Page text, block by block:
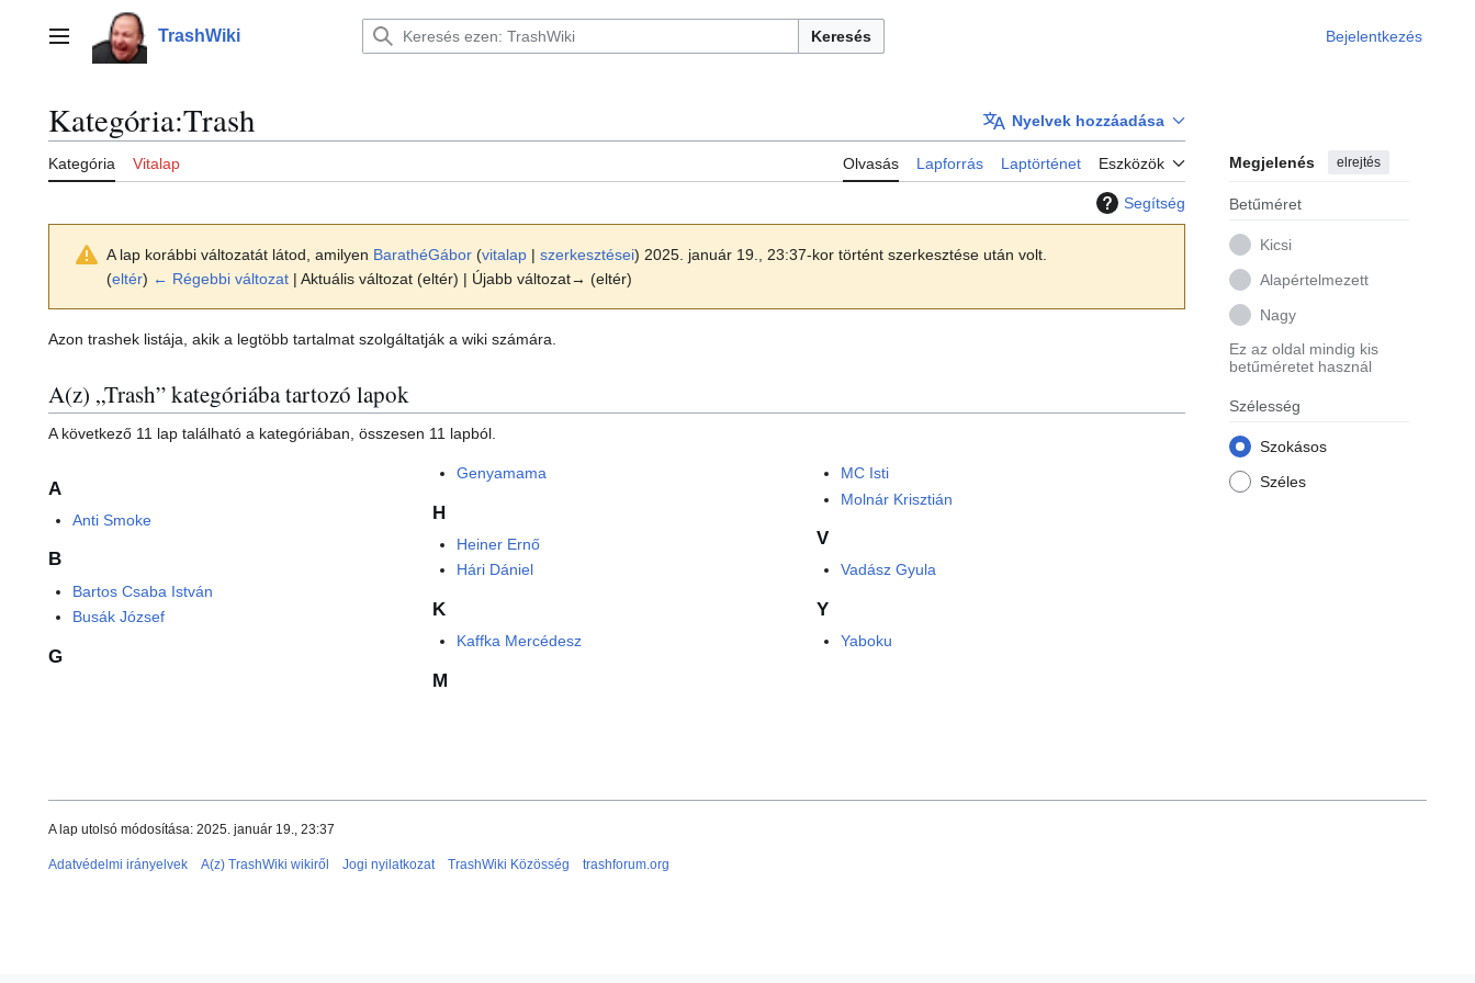
tartalomhozFőmenü TrashWiki Keresés Bejelentkezés
Kategória:Trash Nyelvek hozzáadása
Kategória Vitalap Olvasás Lapforrás Laptörténet Eszközök Megjelenés elrejtés
Betűméret
Kicsi
Alapértelmezett
Nagy
Ez az oldal mindig kis
betűméretet használ
Szélesség
Szokásos
Széles
Segítség
A lap korábbi változatát látod, amilyen BarathéGábor (vitalap | szerkesztései) 2025. január 19., 23:37-kor történt szerkesztése után volt.
(eltér) ← Régebbi változat | Aktuális változat (eltér) | Újabb változat→ (eltér)
Azon trashek listája, akik a legtöbb tartalmat szolgáltatják a wiki számára.
A(z) „Trash” kategóriába tartozó lapok
A következő 11 lap található a kategóriában, összesen 11 lapból.
A
Anti Smoke
B
Bartos Csaba István
Busák József
G
Genyamama
H
Heiner Ernő
Hári Dániel
K
Kaffka Mercédesz
M
MC Isti
Molnár Krisztián
V
Vadász Gyula
Y
Yaboku
A lap utolsó módosítása: 2025. január 19., 23:37
Adatvédelmi irányelvek A(z) TrashWiki wikiről Jogi nyilatkozat TrashWiki Közösség trashforum.org